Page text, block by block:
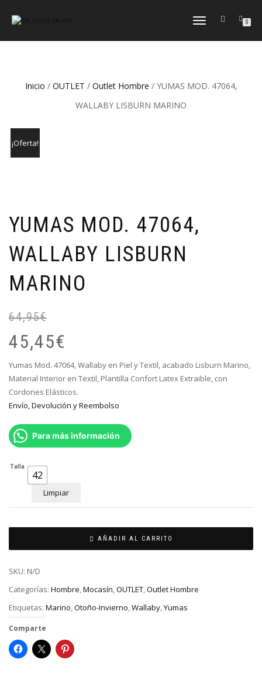
CAMBIAR
0
Inicio / OUTLET / Outlet Hombre / YUMAS MOD. 47064,
WALLABY LISBURN MARINO
¡Oferta!
YUMAS MOD. 47064,
WALLABY LISBURN
MARINO
64,95€
45,45€
Yumas Mod. 47064, Wallaby en Piel y Textil, acabado Lisburn Marino,
Material Interior en Textil, Plantilla Confort Latex Extraible, con
Cordones Elásticos.
Envío, Devolución y Reembolso
Para más información
Talla
42
Limpiar
AÑADIR AL CARRITO
SKU: N/D
Categorías: Hombre,Mocasín,OUTLET,Outlet Hombre
Etiquetas: Marino,Otoño-Invierno,Wallaby,Yumas
Comparte